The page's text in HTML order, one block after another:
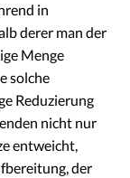
in
derer man der
Menge
solche
Reduzierung
nicht nur
entweicht,
der